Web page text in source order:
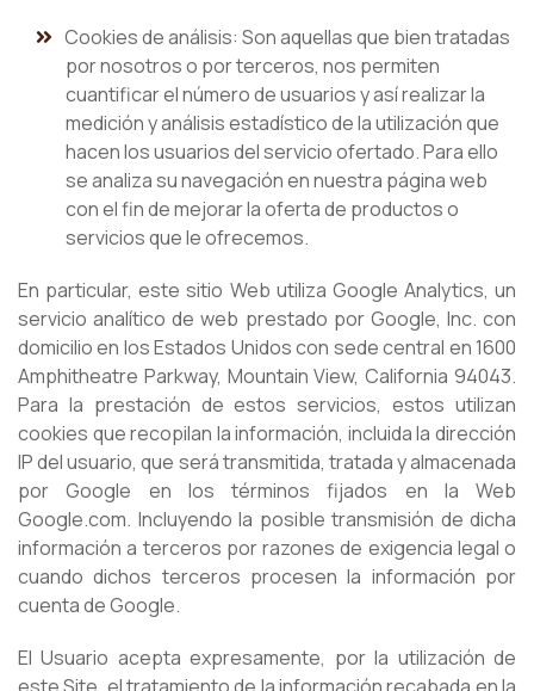
Cookies de análisis: Son aquellas que bien tratadas
por nosotros o por terceros, nos permiten
cuantificar el número de usuarios y así realizar la
medición y análisis estadístico de la utilización que
hacen los usuarios del servicio ofertado. Para ello
se analiza su navegación en nuestra página web
con el fin de mejorar la oferta de productos o
servicios que le ofrecemos.
En particular, este sitio Web utiliza Google Analytics, un
servicio analítico de web prestado por Google, Inc. con
domicilio en los Estados Unidos con sede central en 1600
Amphitheatre Parkway, Mountain View, California 94043.
Para la prestación de estos servicios, estos utilizan
cookies que recopilan la información, incluida la dirección
IP del usuario, que será transmitida, tratada y almacenada
por Google en los términos fijados en la Web
Google.com. Incluyendo la posible transmisión de dicha
información a terceros por razones de exigencia legal o
cuando dichos terceros procesen la información por
cuenta de Google.
El Usuario acepta expresamente, por la utilización de